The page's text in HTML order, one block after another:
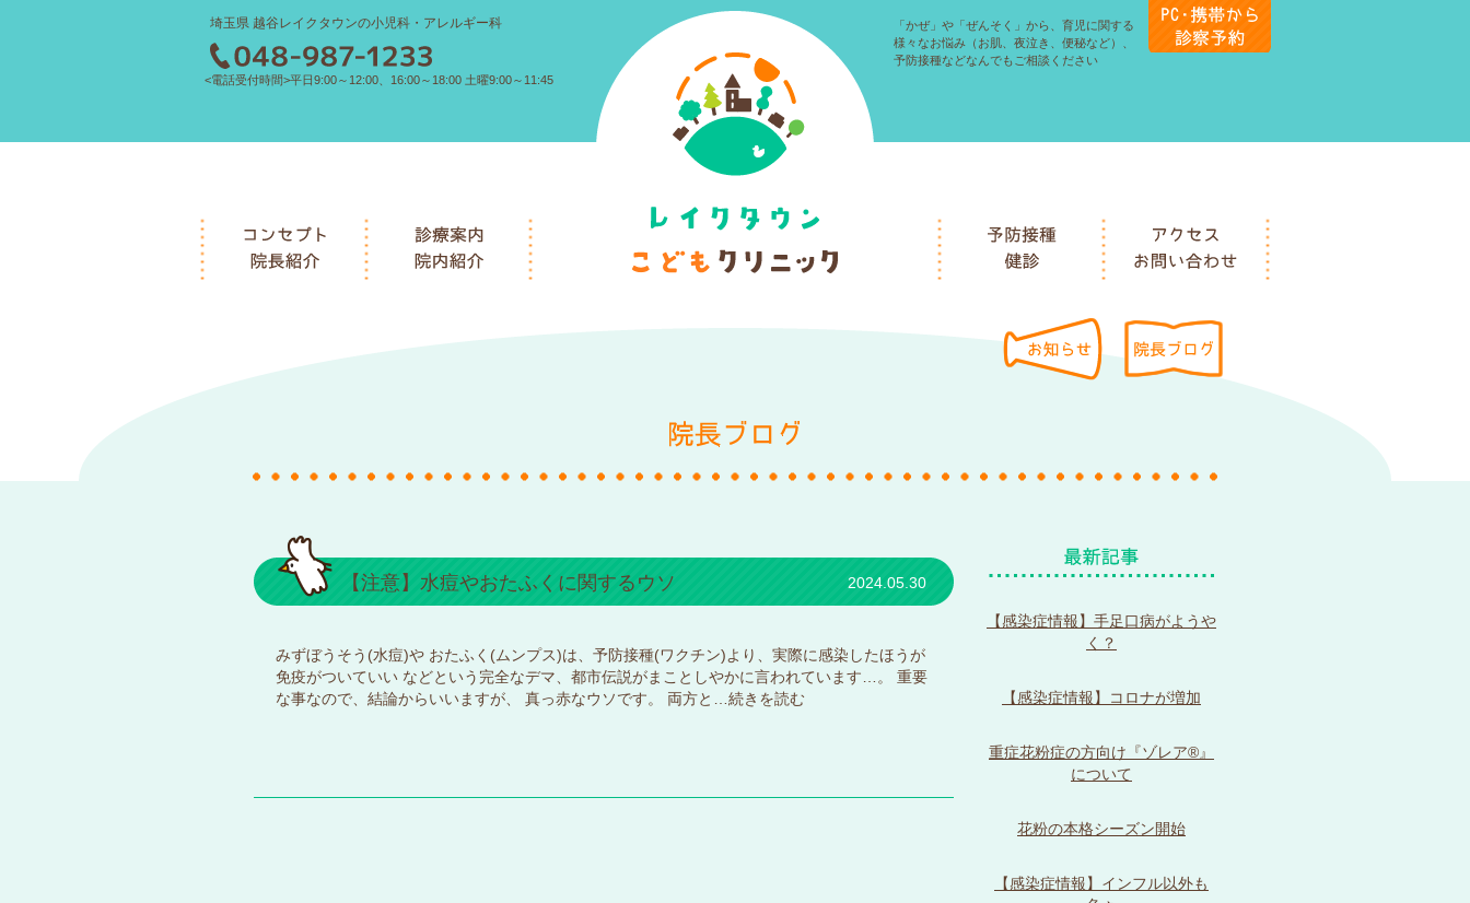
埼玉県 越谷レイクタウンの小児科・アレルギー科
「かぜ」や「ぜんそく」から、育児に関する
様々なお悩み（お肌、夜泣き、便秘など）、
予防接種などなんでもご相談ください
<電話受付時間>平日9:00～12:00、16:00～18:00 土曜9:00～11:45
【注意】水痘やおたふくに関するウソ 2024.05.30
みずぼうそう(水痘)や おたふく(ムンプス)は、予防接種(ワクチン)より、実際に感染したほうが
免疫がついていい などという完全なデマ、都市伝説がまことしやかに言われています…。 重要
な事なので、結論からいいますが、 真っ赤なウソです。 両方と… 続きを読む
【感染症情報】手足口病がようや
く？
【感染症情報】コロナが増加
重症花粉症の方向け『ゾレア®』
について
花粉の本格シーズン開始
【感染症情報】インフル以外も